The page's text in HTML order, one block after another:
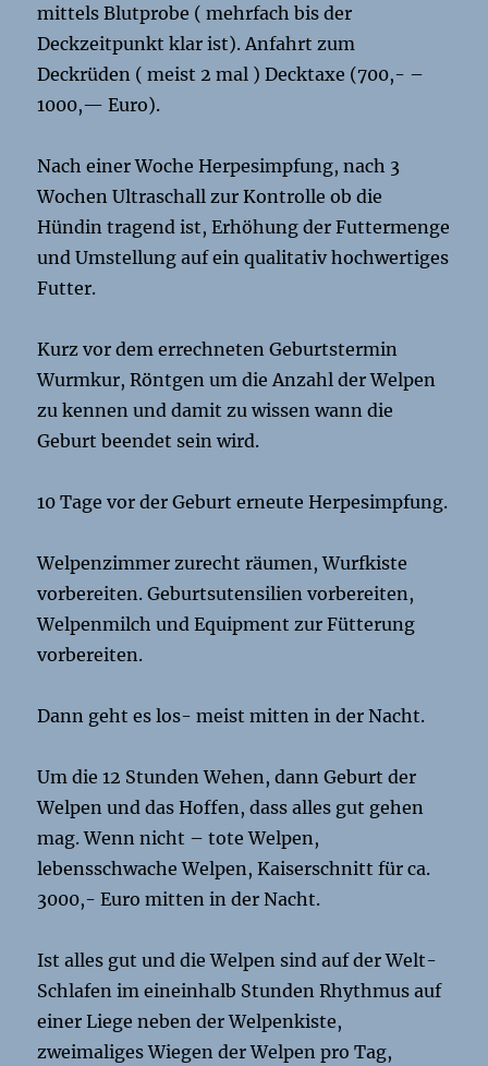
mittels Blutprobe ( mehrfach bis der
Deckzeitpunkt klar ist). Anfahrt zum
Deckrüden ( meist 2 mal ) Decktaxe (700,- –
1000,— Euro).
Nach einer Woche Herpesimpfung, nach 3
Wochen Ultraschall zur Kontrolle ob die
Hündin tragend ist, Erhöhung der Futtermenge
und Umstellung auf ein qualitativ hochwertiges
Futter.
Kurz vor dem errechneten Geburtstermin
Wurmkur, Röntgen um die Anzahl der Welpen
zu kennen und damit zu wissen wann die
Geburt beendet sein wird.
10 Tage vor der Geburt erneute Herpesimpfung.
Welpenzimmer zurecht räumen, Wurfkiste
vorbereiten. Geburtsutensilien vorbereiten,
Welpenmilch und Equipment zur Fütterung
vorbereiten.
Dann geht es los- meist mitten in der Nacht.
Um die 12 Stunden Wehen, dann Geburt der
Welpen und das Hoffen, dass alles gut gehen
mag. Wenn nicht – tote Welpen,
lebensschwache Welpen, Kaiserschnitt für ca.
3000,- Euro mitten in der Nacht.
Ist alles gut und die Welpen sind auf der Welt-
Schlafen im eineinhalb Stunden Rhythmus auf
einer Liege neben der Welpenkiste,
zweimaliges Wiegen der Welpen pro Tag,